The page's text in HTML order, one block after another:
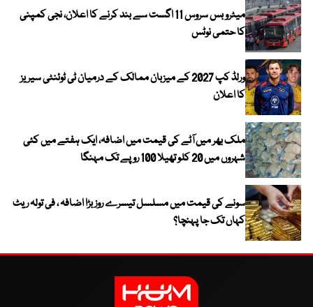
میٹرو بس سروس 11 اگست سے بند کرنے کا اعلان، نجی کمپنی
کا حتمی نوٹس
ورلڈ کپ 2027 کے میزبان ممالک کے درمیان ٹی ٹوئنٹی سیریز
کا اعلان
ملک بھر میں آٹے کی قیمت میں اضافہ، ایک ہفتے میں کئی
شہروں میں 20 کلو تھیلا 100 روپے تک مہنگا
سونے کی قیمت میں مسلسل تیسرے روز بڑا اضافہ ، فی تولہ ریٹ
کہاں تک جا پہنچا؟